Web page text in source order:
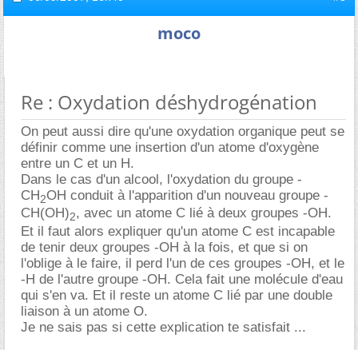
moco
Re : Oxydation déshydrogénation
On peut aussi dire qu'une oxydation organique peut se
définir comme une insertion d'un atome d'oxygène
entre un C et un H.
Dans le cas d'un alcool, l'oxydation du groupe -
CH2OH conduit à l'apparition d'un nouveau groupe -
CH(OH)2, avec un atome C lié à deux groupes -OH.
Et il faut alors expliquer qu'un atome C est incapable
de tenir deux groupes -OH à la fois, et que si on
l'oblige à le faire, il perd l'un de ces groupes -OH, et le
-H de l'autre groupe -OH. Cela fait une molécule d'eau
qui s'en va. Et il reste un atome C lié par une double
liaison à un atome O.
Je ne sais pas si cette explication te satisfait ...